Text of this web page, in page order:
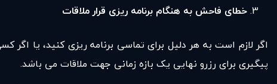
خطای فاحش به هنگام برنامه ریزی قرار ملاقات
اگر لازم است به هر دلیل برای تماسی برنامه ریزی کنید، یا
پیگیری برای رزرو نهایی یک بازه زمانی جهت ملاقات می باشد.